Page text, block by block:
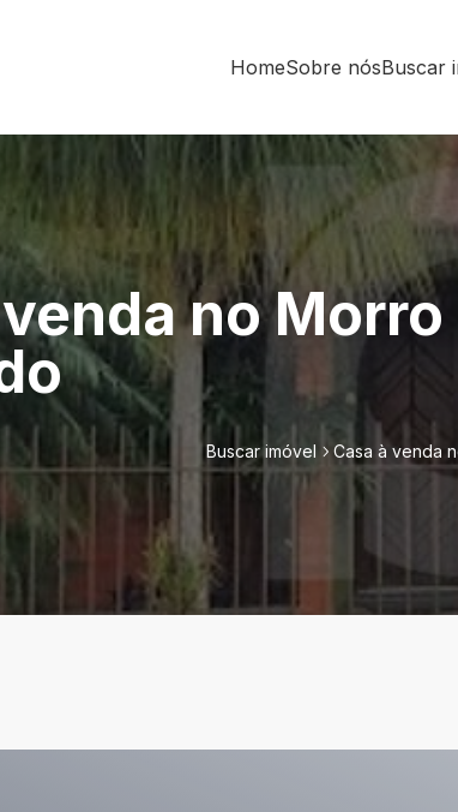
HomeSobre nósBuscar
no
Buscar imóvel Casa à venda